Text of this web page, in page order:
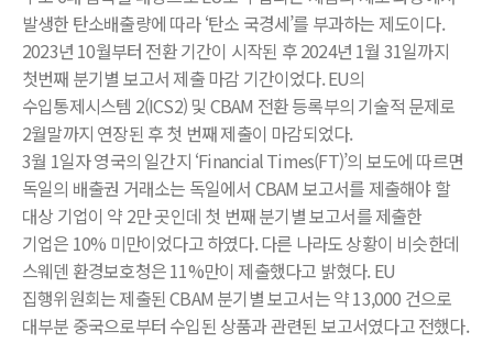
발생한 탄소배출량에 따라 ‘탄소 국경세’를 부과하는 제도이다.
2023년 10월부터 전환 기간이 시작된 후 2024년 1월 31일까지
첫번째 분기별 보고서 제출 마감 기간이었다. EU의
수입통제시스템 2(ICS2) 및 CBAM 전환 등록부의 기술적 문제로
2월말까지 연장된 후 첫 번째 제출이 마감되었다.
3월 1일자 영국의 일간지 ‘Financial Times(FT)’의 보도에 따르면
독일의 배출권 거래소는 독일에서 CBAM 보고서를 제출해야 할
대상 기업이 약 2만 곳인데 첫 번째 분기별 보고서를 제출한
기업은 10% 미만이었다고 하였다. 다른 나라도 상황이 비슷한데
스웨덴 환경보호청은 11%만이 제출했다고 밝혔다. EU
집행위원회는 제출된 CBAM 분기별 보고서는 약 13,000 건으로
대부분 중국으로부터 수입된 상품과 관련된 보고서였다고 전했다.